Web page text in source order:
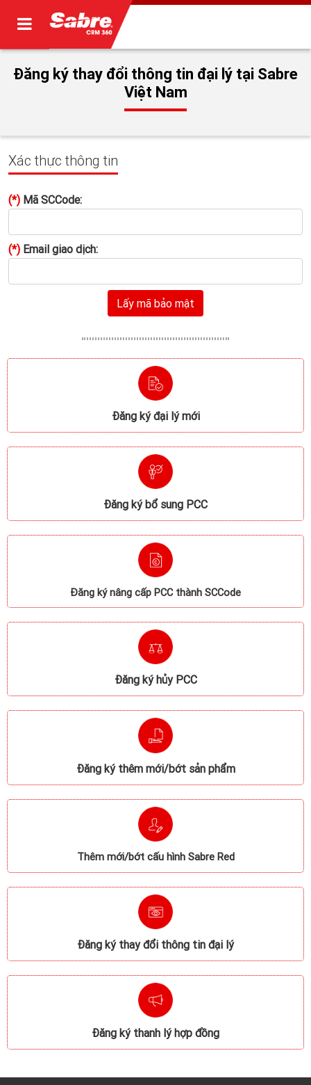
Đăng ký thay đổi thông tin đại lý tại Sabre
Việt Nam
Xác thực thông tin
(*) Mã SCCode:
(*) Email giao dịch:
Lấy mã bảo mật
Đăng ký đại lý mới
Đăng ký bổ sung PCC
Đăng ký nâng cấp PCC thành SCCode
Đăng ký hủy PCC
Đăng ký thêm mới/bớt sản phẩm
Thêm mới/bớt cấu hình Sabre Red
Đăng ký thay đổi thông tin đại lý
Đăng ký thanh lý hợp đồng